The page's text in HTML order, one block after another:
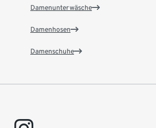
Damenunterwäsche
Damenhosen
Damenschuhe